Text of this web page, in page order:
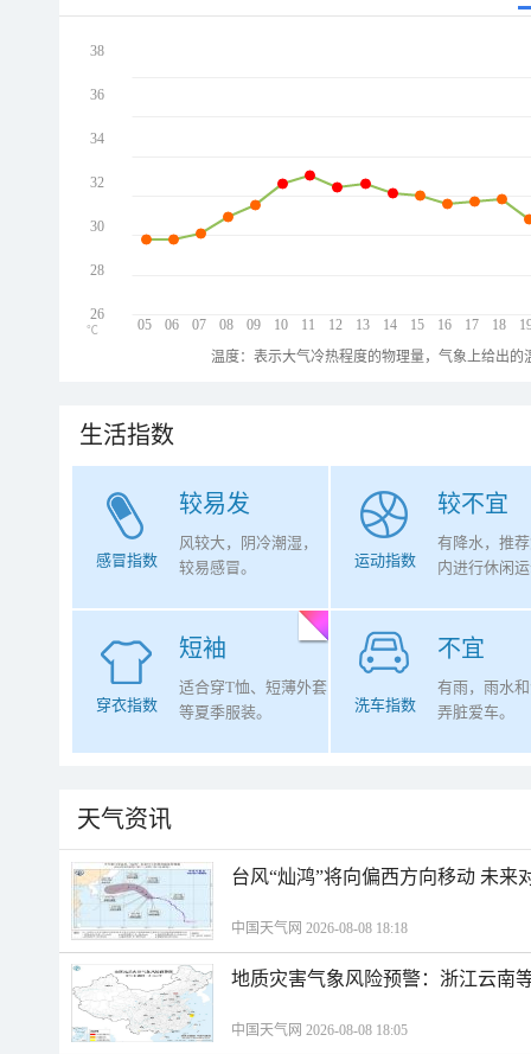
05 06 07 08 09 10 11 12 13 14 15 16 17 18
38
36
34
32
30
28
26
℃
温度：表示大气冷热程度的物理量，气象上给出
生活指数
较易发
感冒指数
风较大，阴冷潮湿，
较易感冒。
较不宜
运动指数
有降水，推
内进行休闲
短袖
穿衣指数
适合穿T恤、短薄外套
等夏季服装。
不宜
洗车指数
有雨，雨水
弄脏爱车。
天气资讯
台风“灿鸿”将向偏西方向移动 未来
中国天气网 2026-08-08 18:18
地质灾害气象风险预警：浙江云南
中国天气网 2026-08-08 18:05